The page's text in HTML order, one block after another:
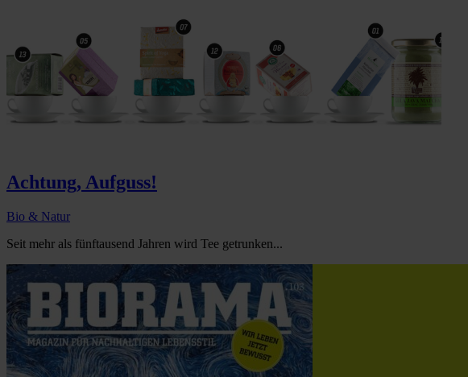
Achtung, Aufguss!
Bio & Natur
Seit mehr als fünftausend Jahren wird Tee getrunken...